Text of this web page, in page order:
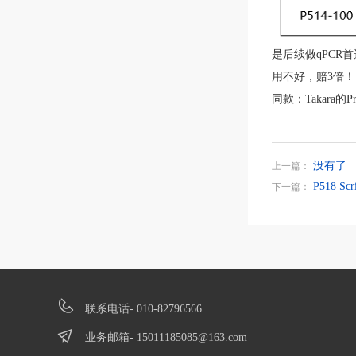
是后续做qPCR
用不好，赔3倍！
同款：Takara的
上一篇： 没有了
下一篇： P518
联系电话- 010-82796566
业务邮箱- 15011185085@163.com